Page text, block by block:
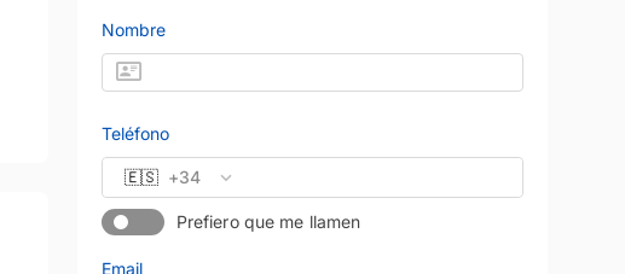
Nombre
Teléfono
🇪🇸 +34
Prefiero que me llamen
Email